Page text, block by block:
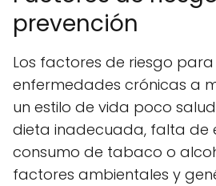
prevención
Los factores de riesgo para
enfermedades crónicas a
un estilo de vida poco
dieta inadecuada, falta de
consumo de tabaco o
factores ambientales y